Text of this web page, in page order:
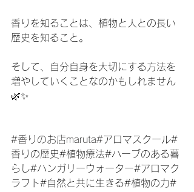
香りを知ることは、植物と人との長い
歴史を知ること。
そして、自分自身を大切にする方法を
増やしていくことなのかもしれません
🌿✨
#香りのお店maruta#アロマスクール#
香りの歴史#植物療法#ハーブのある暮
らし#ハンガリーウォーター#アロマク
ラフト#自然と共に生きる#植物の力#